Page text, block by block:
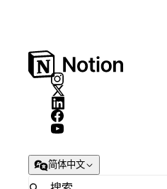
简体中文